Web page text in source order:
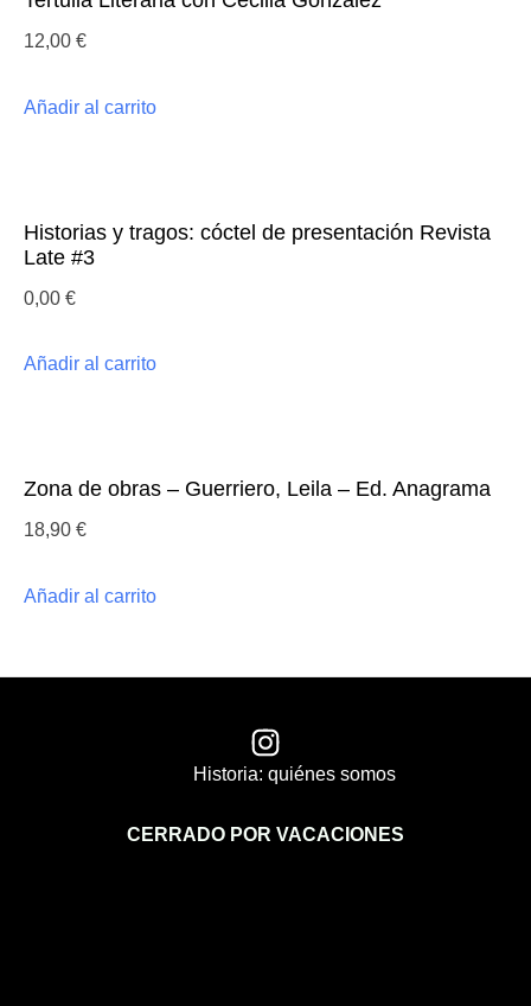
12,00 €
Añadir al carrito
Historias y tragos: cóctel de presentación Revista
Late #3
0,00 €
Añadir al carrito
Zona de obras – Guerriero, Leila – Ed. Anagrama
18,90 €
Añadir al carrito
Historia: quiénes somos
CERRADO POR VACACIONES